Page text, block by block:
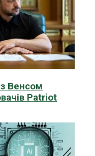
Венсом
Patriot